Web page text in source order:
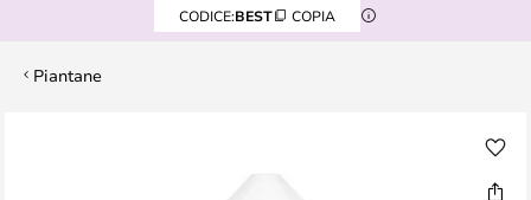
CODICE:BEST COPIA
Piantane